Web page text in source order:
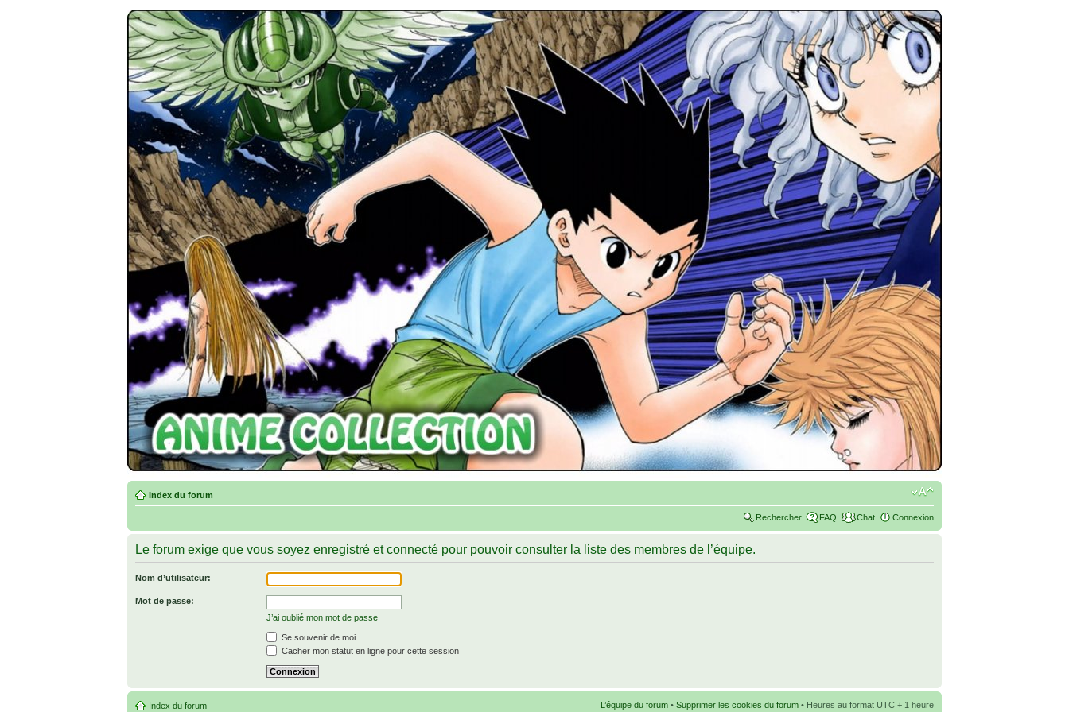
Index du forum
Rechercher FAQ Chat Connexion
Le forum exige que vous soyez enregistré et connecté pour pouvoir consulter la liste des membres de l’équipe.
Nom d’utilisateur:
Mot de passe:
J’ai oublié mon mot de passe
Se souvenir de moi
Cacher mon statut en ligne pour cette session
Index du forum L’équipe du forum • Supprimer les cookies du forum • Heures au format UTC + 1 heure